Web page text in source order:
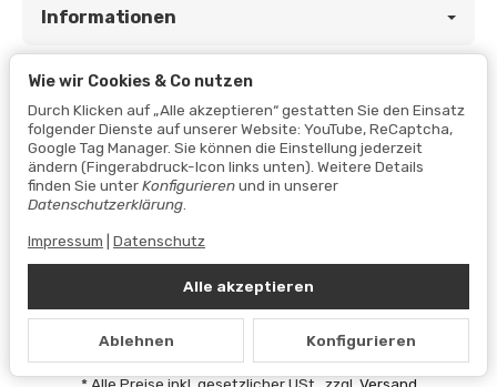
Informationen
Gesetzliche Informationen
Vertrag widerrufen
Datenschutzerklärung•Impressum
Alle akzeptieren
Ablehnen Konfigurieren
Wie wir Cookies & Co nutzen
Durch Klicken auf „Alle akzeptieren“ gestatten Sie den Einsatz
folgender Dienste auf unserer Website: YouTube, ReCaptcha,
Google Tag Manager. Sie können die Einstellung jederzeit
ändern (Fingerabdruck-Icon links unten). Weitere Details
finden Sie unterKonfigurierenund in unserer
Datenschutzerklärung.
Impressum Datenschutz